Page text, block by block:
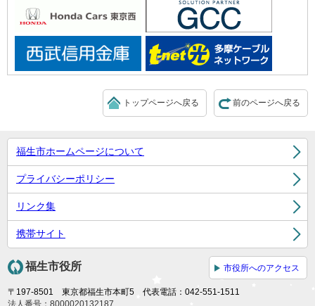
前のページへ戻る
トップページへ戻る
福生市ホームページについて
プライバシーポリシー
リンク集
携帯サイト
福生市役所 市役所へのアクセス
〒197-8501 東京都福生市本町5 代表電話：042-551-1511
法人番号：8000020132187